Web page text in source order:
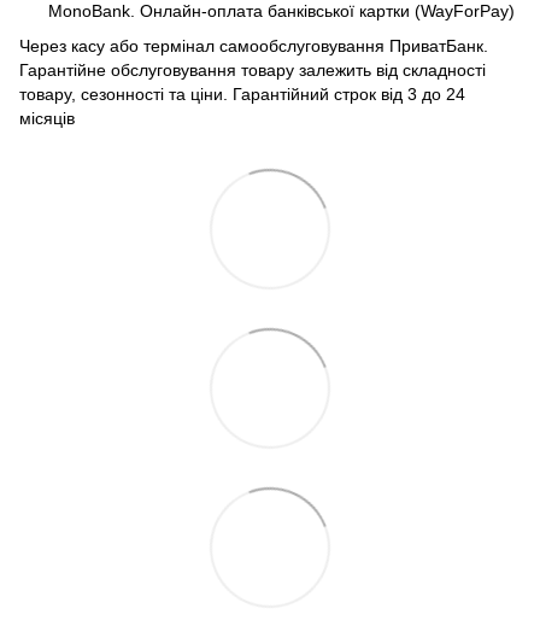
MonoBank. Онлайн-оплата банківської картки (WayForPay)
Через касу або термінал самообслуговування ПриватБанк.
Гарантійне обслуговування товару залежить від складності
товару, сезонності та ціни. Гарантійний строк від 3 до 24
місяців